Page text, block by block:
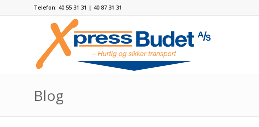
Telefon: 40 55 31 31 | 40 87 31 31
Blog